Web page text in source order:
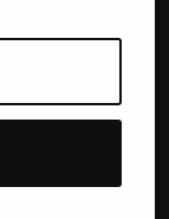
luotettavaa